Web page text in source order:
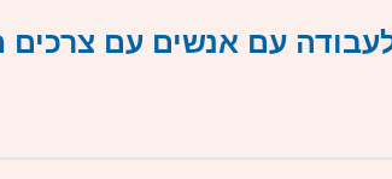
עם אנשים עם צרכים